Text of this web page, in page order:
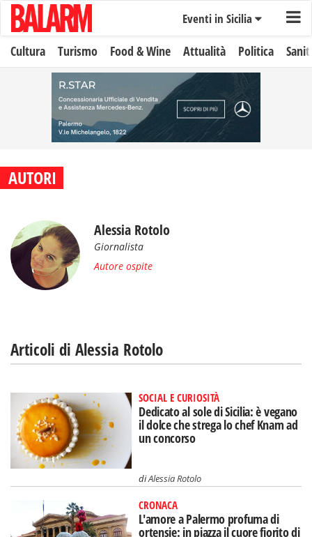
Eventi in Sicilia
Cultura Turismo Food & Wine Attualità Politica
AUTORI
Alessia Rotolo
Giornalista
Autore ospite
Articoli di Alessia Rotolo
SOCIAL E CURIOSITÀ
Dedicato al sole di Sicilia: è vegano
il dolce che strega lo chef Knam ad
un concorso
diAlessia Rotolo
CRONACA
L'amore a Palermo profuma di
ortensie: in piazza il cuore fiorito di